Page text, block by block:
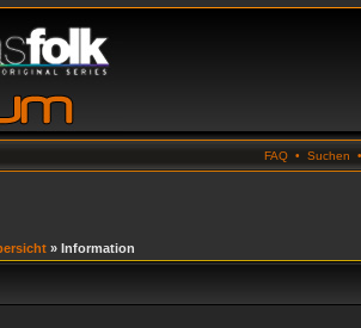
FAQ • Suchen
» Information